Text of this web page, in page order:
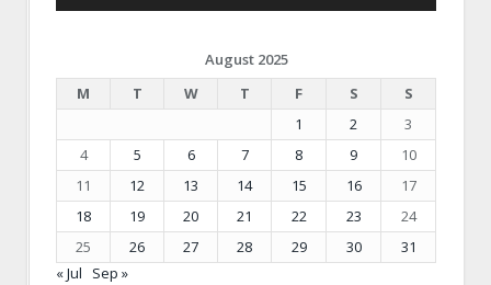
August 2025
M
T W T F S
S
1
2
3
4
5 6 7 8 9
10
11
12 13 14 15 16
17
18
19 20 21 22 23
24
25
26 27 28 29 30
31
« Jul
Sep »